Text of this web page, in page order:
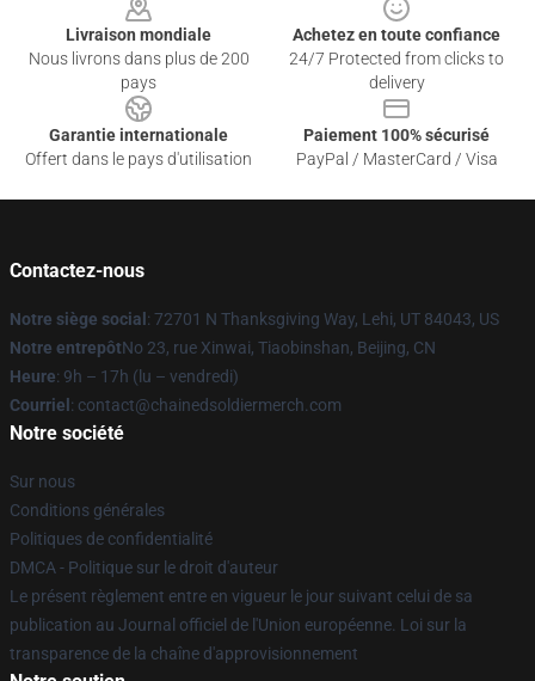
Livraison mondiale
Nous livrons dans plus de 200
pays
Achetez en toute confiance
24/7 Protected from clicks to
delivery
Garantie internationale
Offert dans le pays d'utilisation
Paiement 100% sécurisé
PayPal / MasterCard / Visa
Contactez-nous
Notre siège social : 72701 N Thanksgiving Way, Lehi, UT 84043, US
Notre entrepôtNo 23, rue Xinwai, Tiaobinshan, Beijing, CN
Heure: 9h – 17h (lu – vendredi)
Courriel : contact@chainedsoldiermerch.com
Notre société
Sur nous
Conditions générales
Politiques de confidentialité
DMCA - Politique sur le droit d'auteur
Le présent règlement entre en vigueur le jour suivant celui de sa
publication au Journal officiel de l'Union européenne. Loi sur la
transparence de la chaîne d'approvisionnement